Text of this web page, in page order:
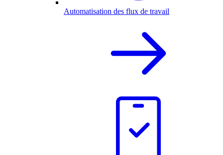
Automatisation des flux de travail